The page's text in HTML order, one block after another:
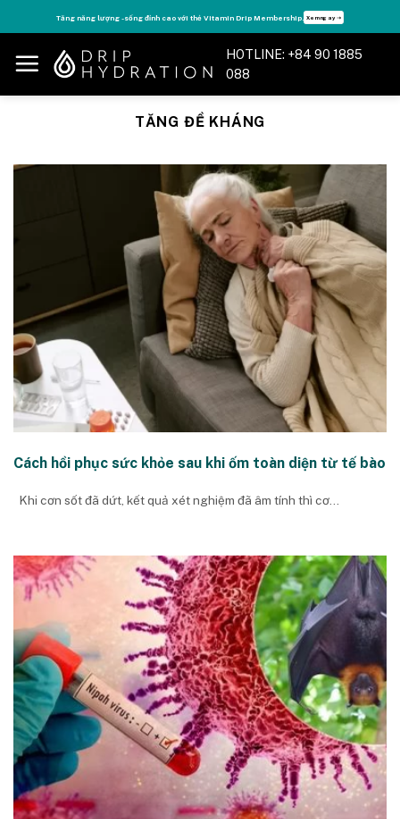
to
content
Tăng năng lượng - sống đỉnh cao với thẻ Vitamin Drip Membership. Xem ngay ➝
HOTLINE: +84 90 1885
088
TĂNG ĐỀ KHÁNG
Cách hồi phục sức khỏe sau khi ốm toàn diện từ tế bào
Khi cơn sốt đã dứt, kết quả xét nghiệm đã âm tính thì cơ...